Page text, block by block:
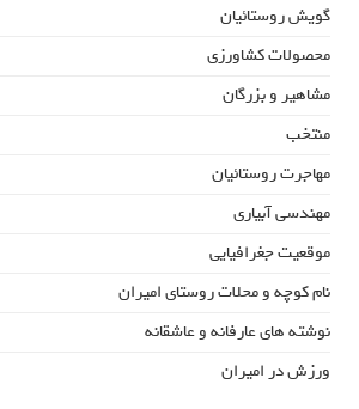
گویش روستائیان
محصولات کشاورزی
مشاهیر و بزرگان
منتخب
مهاجرت روستائیان
مهندسی آبیاری
موقعیت جغرافیایی
نام کوچه و محلات روستای امیران
نوشته های عارفانه و عاشقانه
ورزش در امیران